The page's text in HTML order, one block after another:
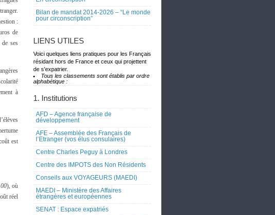
:
de
ses
à
est
), où
réel
Bilan de mandat 2014-2026 – “Le monde
pour circonscription”
LIENS UTILES
Voici quelques liens pratiques pour les Français
résidant hors de France et ceux qui projettent
de s'expatrier.
Tous les classements sont établis par ordre
alphabétique :
1. Institutions
AFD – Agence française de
développement
AFE – Assemblée des Français de
l’Etranger (vos élus consulaires)
Centre Charles Peguy à Londres
Centre des IMPOTS des Non Résidents
Conseils aux VOYAGEURS (MAEDI)
MAEDI – Ministère des Affaires
étrangères et européennes
SENAT : Espace expatriés